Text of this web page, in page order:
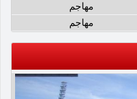
مهاجم
مهاجم